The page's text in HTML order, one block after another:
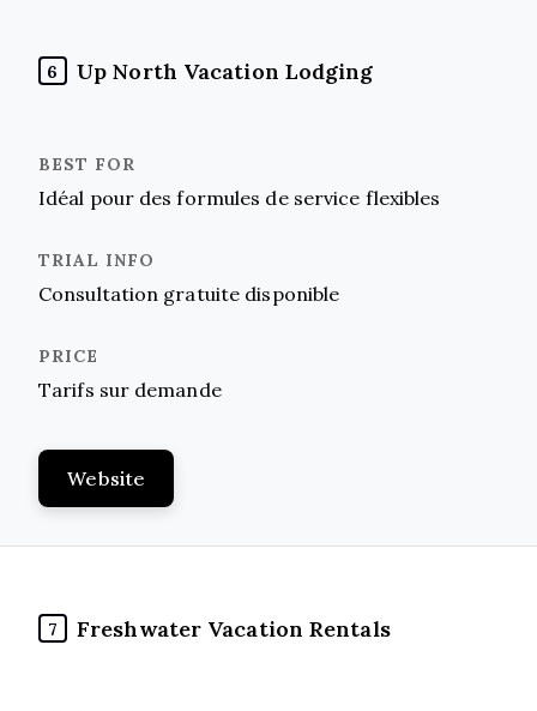
6 Up North Vacation Lodging
Idéal pour des formules de service flexibles
Consultation gratuite disponible
Tarifs sur demande
Website
7 Freshwater Vacation Rentals